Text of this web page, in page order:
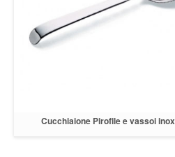
Cucchiaione Pirofile e vassoi inox